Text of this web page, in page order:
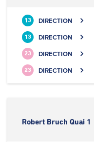
13 DIRECTION
13 DIRECTION
23 DIRECTION
23 DIRECTION
Robert Bruch Quai 1